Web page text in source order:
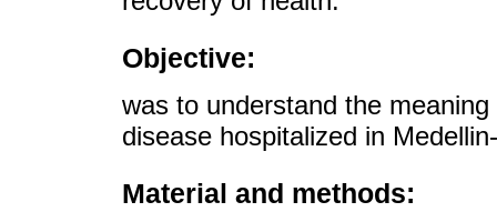
Objective:
was to understand the
disease hospitalized in
Material and methods: